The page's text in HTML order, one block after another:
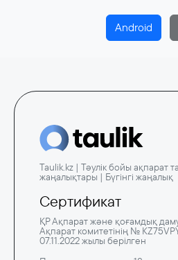
Android
Taulik.kz | Тәулік бойы ақпарат
жаңалықтары | Бүгінгі жаңалық
Сертификат
ҚР Ақпарат және қоғамдық
Ақпарат комитетінің №
07.11.2022 жылы берілген